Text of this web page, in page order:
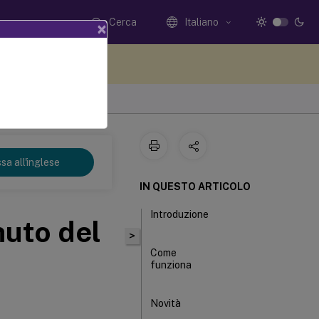
Cerca Italiano
all'inglese
del
>
IN QUESTO ARTICOLO
Introduzione
Come
funziona
Novità
×